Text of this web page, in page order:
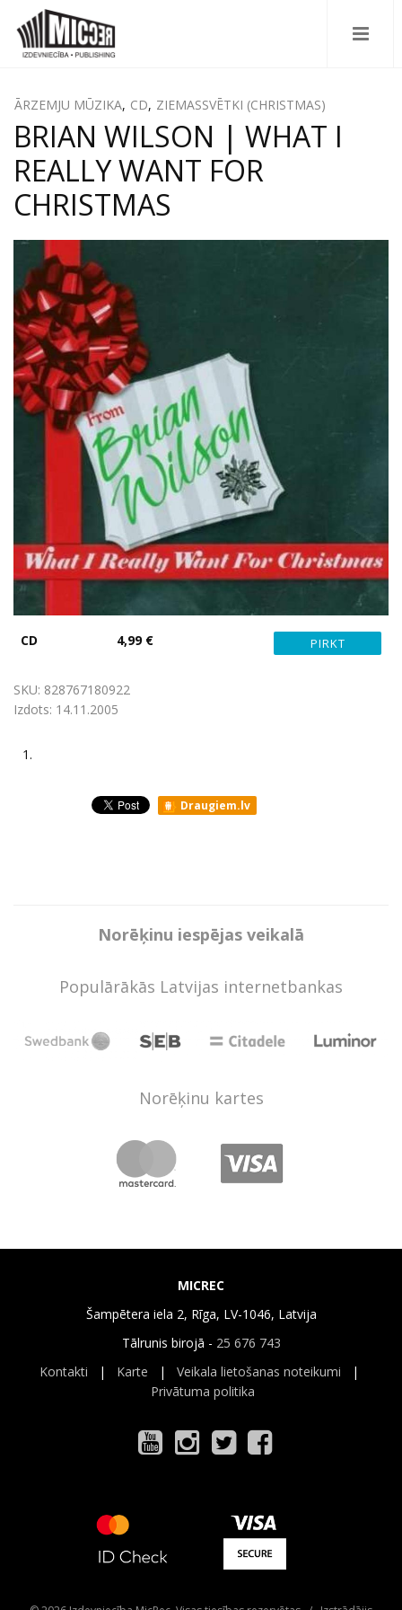
ĀRZEMJU MŪZIKA, CD, ZIEMASSVĒTKI (CHRISTMAS)
BRIAN WILSON | WHAT I
REALLY WANT FOR
CHRISTMAS
CD 4,99 €
SKU: 828767180922
Izdots: 14.11.2005
1.
Draugiem.lv
Norēķinu iespējas veikalā
Populārākās Latvijas internetbankas
Norēķinu kartes
MICREC
Šampētera iela 2, Rīga, LV-1046, Latvija
Tālrunis birojā - 25 676 743
Kontakti | Karte | Veikala lietošanas noteikumi |
Privātuma politika